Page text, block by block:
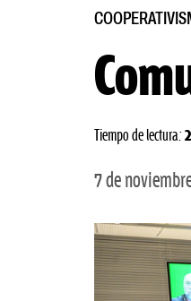
Tiempo de lectura:
7 de